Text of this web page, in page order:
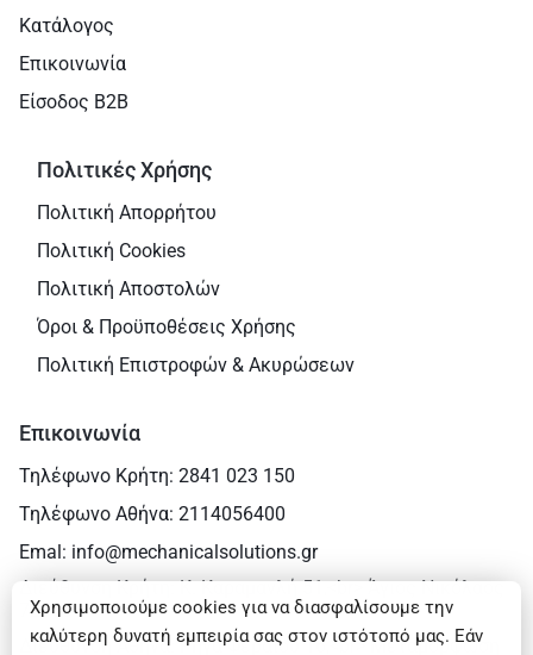
Κατάλογος
Επικοινωνία
Είσοδος B2B
Πολιτικές Χρήσης
Πολιτική Απορρήτου
Πολιτική Cookies
Πολιτική Αποστολών
Όροι & Προϋποθέσεις Χρήσης
Πολιτική Επιστροφών & Ακυρώσεων
Επικοινωνία
Τηλέφωνο Κρήτη: 2841 023 150
Τηλέφωνο Αθήνα: 2114056400
Emal: info@mechanicalsolutions.gr
Διεύθυνση Κρήτη: Κ. Καραμανλή 51,<br> Άγιος Νικόλαος
72100
Διεύθυνση Αθήνα: Ρήγα Φεραίου 16,<br> Μεταμόρφωση
Χρησιμοποιούμε cookies για να διασφαλίσουμε την
καλύτερη δυνατή εμπειρία σας στον ιστότοπό μας. Εάν